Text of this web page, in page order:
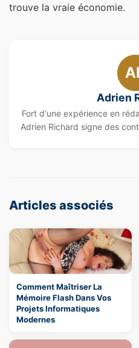
trouve la vraie économie.
Adrien
Fort d'une expérience en
Adrien Richard signe des
Articles associés
Comment Maîtriser La
Mémoire Flash Dans Vos
Projets Informatiques
Modernes